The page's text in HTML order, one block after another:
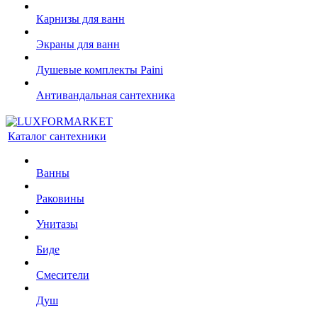
Карнизы для ванн
Экраны для ванн
Душевые комплекты Paini
Антивандальная сантехника
Каталог сантехники
Ванны
Раковины
Унитазы
Биде
Смесители
Душ